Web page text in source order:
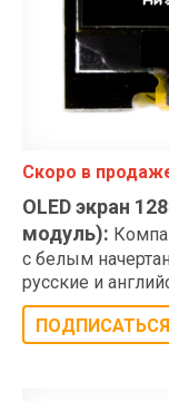
Скоро в
OLED экран
модуль):
с белым
русские и
ПОДПИСАТЬСЯ